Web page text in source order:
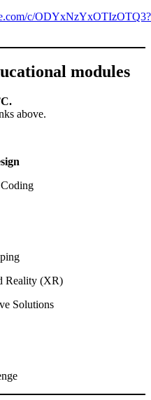
c/ODYxNzYxOTIzOTQ3?
modules
above.
Reality (XR)
Solutions